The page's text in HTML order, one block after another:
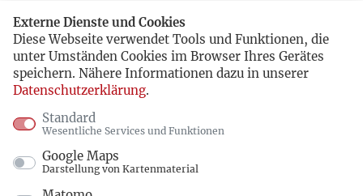
Externe Dienste und Cookies
Diese Webseite verwendet Tools und Funktionen, die
unter Umständen Cookies im Browser Ihres Gerätes
speichern. Nähere Informationen dazu in unserer
Datenschutzerklärung.
Standard
Wesentliche Services und Funktionen
Google Maps
Darstellung von Kartenmaterial